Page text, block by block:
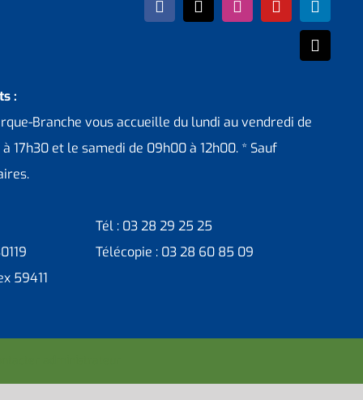
:
Branche vous accueille du lundi au vendredi de
17h30 et le samedi de 09h00 à 12h00. * Sauf
59411
Tél : 03 28 29 25 25
Télécopie : 03 28 60 85 09